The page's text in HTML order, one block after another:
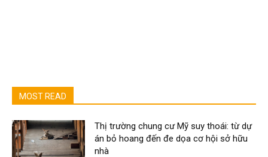
MOST READ
Thị trường chung cư Mỹ suy thoái: từ dự
án bỏ hoang đến đe dọa cơ hội sở hữu
nhà